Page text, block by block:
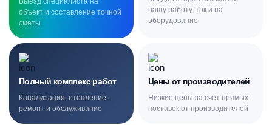
объект и составление точной
сметы
нашу работу, так и на
оборудование
Полный комплекс работ
Канализация, отопление,
ремонт и обслуживание
Цены от производителей
Низкие цены за счет прямых
поставок от производителей